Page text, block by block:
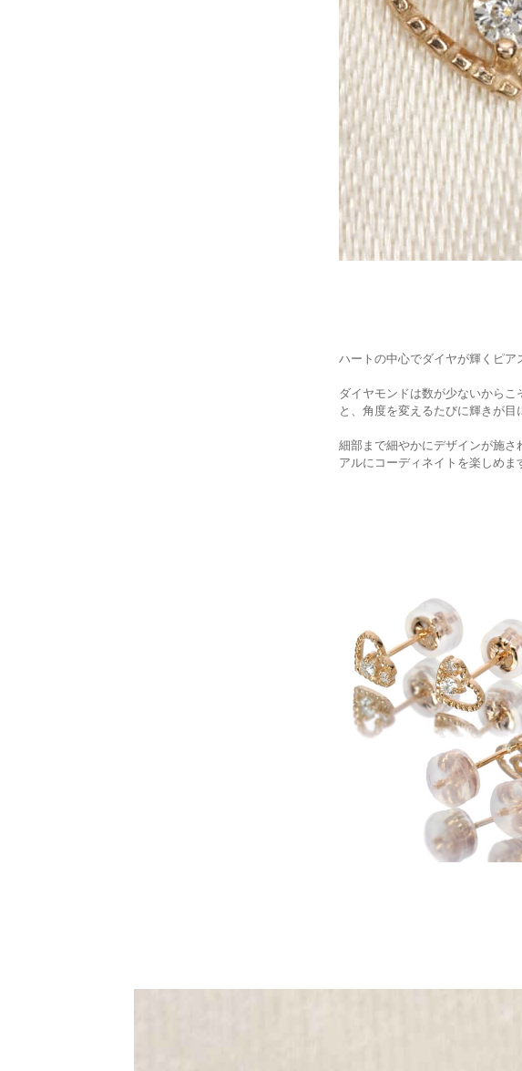
ハートの中心でダイヤが輝くピア
ダイヤモンドは数が少ないから
と、角度を変えるたびに輝きが目
細部まで細やかにデザインが施
アルにコーディネイトを楽しめま